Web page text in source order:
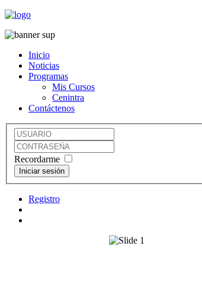
Inicio
Noticias
Programas
Mis Cursos
Cenintra
Contáctenos
Recordarme
Registro